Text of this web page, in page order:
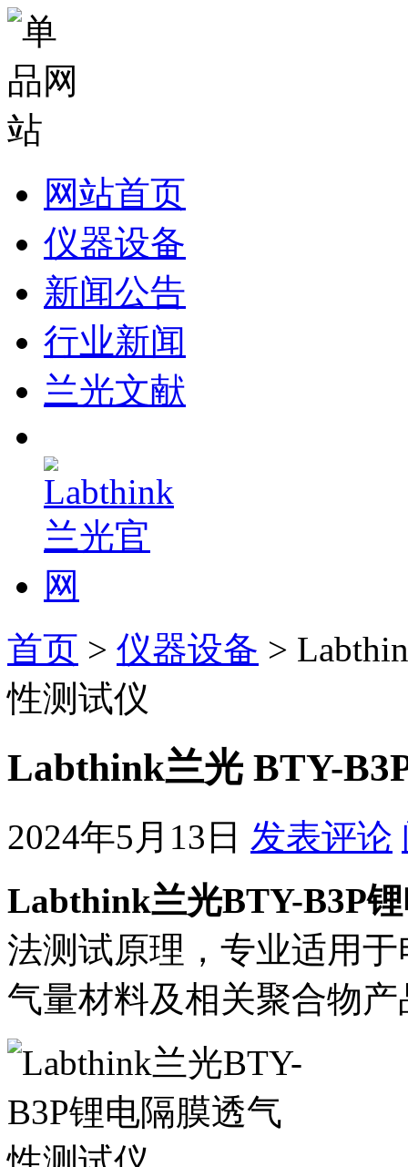
网站首页
仪器设备
新闻公告
行业新闻
兰光文献
首页 > 仪器设备 >
性测试仪
Labthink兰光 BTY-
2024年5月13日 发表评论
Labthink兰光BTY-B3P
法测试原理，专业适用
气量材料及相关聚合物